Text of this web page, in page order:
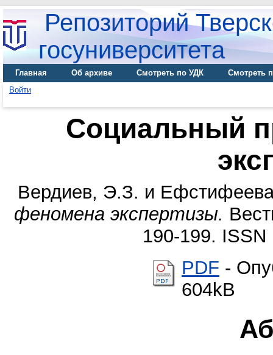
Репозиторий
госуниверситета
Главная Об архиве Смотреть по УДК
Смотреть
Войти
Социальный
Вердиев, Э.З. и
феномена экспертизы.
190-199. ISSN
PDF -
604kB